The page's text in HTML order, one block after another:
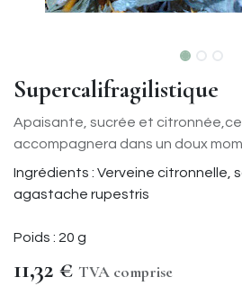
Supercalifragilistique
Apaisante, sucrée et
accompagnera dans un doux
Ingrédients : Verveine citronnelle,
agastache rupestris
Poids : 20 g
11,32 € TVA comprise